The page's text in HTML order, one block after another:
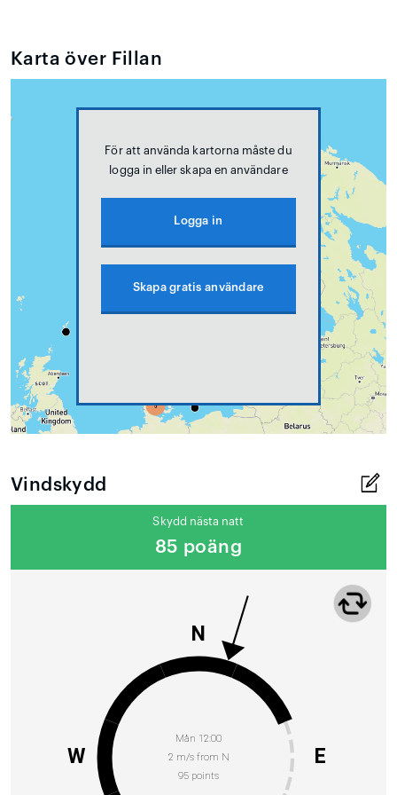
Karta över Fillan
För att använda kartorna måste du
logga in eller skapa en användare
Logga in
Skapa gratis användare
Vindskydd
Skydd nästa natt
85 poäng
Mån 12:00
2 m/s from N
95 points
N
E
W